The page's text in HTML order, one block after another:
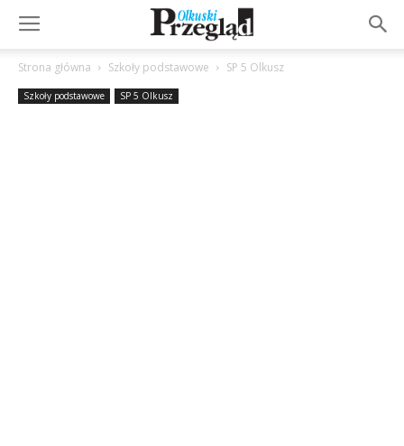
Strona główna Szkoły podstawowe SP 5 Olkusz
Szkoły podstawowe SP 5 Olkusz